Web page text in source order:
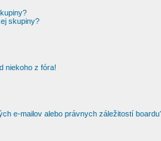
skupiny?
niekoho z fóra!
e-mailov alebo právnych záležitostí